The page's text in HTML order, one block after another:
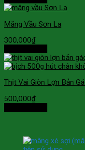
Măng Vầu Sơn La
300,000₫
Thịt Vai Giòn Lợn Bản
500,000₫